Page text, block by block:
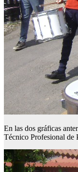
En las dos gráficas
Técnico Profesional de